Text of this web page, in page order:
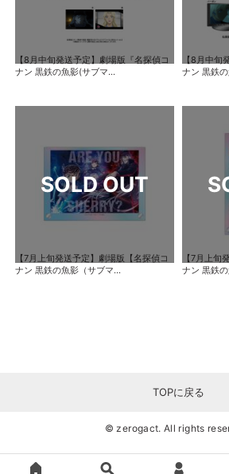
【8月中旬発送予定】劇場版『名探偵コ
ナン 黒鉄の魚影(サブマ...
【8月中旬
ナン 黒鉄
【7月上旬発送予定】劇場版【名探偵コ
ナン 黒鉄の魚影（サブマ...
【7月上旬
ナン 黒鉄
TOPに戻る
© zerogact. All rights